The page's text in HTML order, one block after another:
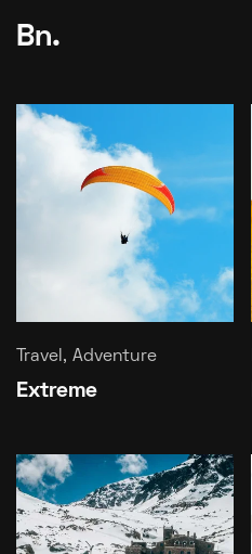
Bn.
Travel, Adventure
Extreme